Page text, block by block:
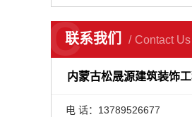
联系我们 Contact Us
C
内蒙古松晟源建筑装饰
电 话：13789526677